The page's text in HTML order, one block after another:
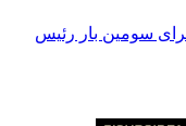
برای سومین بار رئیس